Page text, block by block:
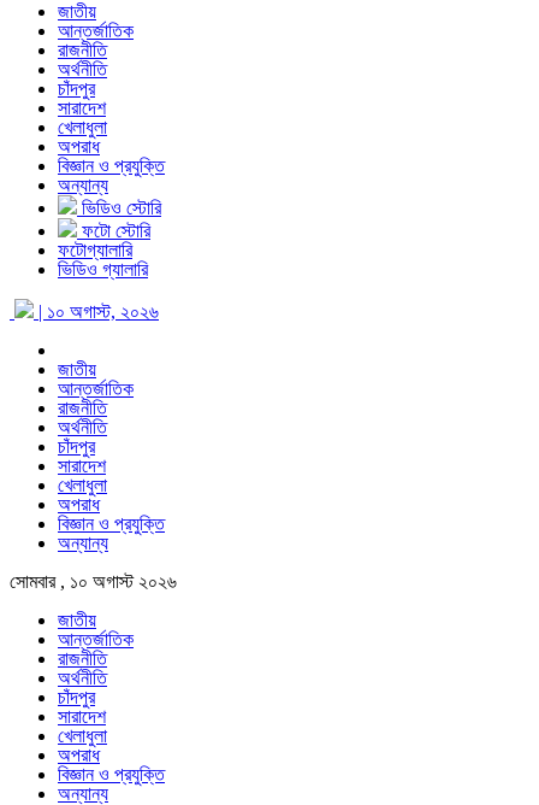
জাতীয়
আন্তর্জাতিক
রাজনীতি
অর্থনীতি
চাঁদপুর
সারাদেশ
খেলাধুলা
অপরাধ
বিজ্ঞান ও প্রযুক্তি
অন্যান্য
ভিডিও স্টোরি
ফটো স্টোরি
ফটোগ্যালারি
ভিডিও গ্যালারি
| ১০ অগাস্ট, ২০২৬
জাতীয়
আন্তর্জাতিক
রাজনীতি
অর্থনীতি
চাঁদপুর
সারাদেশ
খেলাধুলা
অপরাধ
বিজ্ঞান ও প্রযুক্তি
অন্যান্য
সোমবার , ১০ অগাস্ট ২০২৬
জাতীয়
আন্তর্জাতিক
রাজনীতি
অর্থনীতি
চাঁদপুর
সারাদেশ
খেলাধুলা
অপরাধ
বিজ্ঞান ও প্রযুক্তি
অন্যান্য